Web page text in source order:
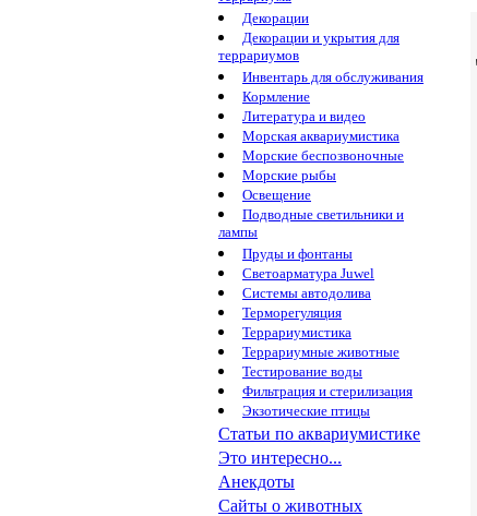
Декорации
Декорации и укрытия для
террариумов
Инвентарь для обслуживания
Кормление
Литература и видео
Морская аквариумистика
Морские беспозвоночные
Морские рыбы
Освещение
Подводные светильники и
лампы
Пруды и фонтаны
Светоарматура Juwel
Системы автодолива
Терморегуляция
Террариумистика
Террариумные животные
Тестирование воды
Фильтрация и стерилизация
Экзотические птицы
Статьи по аквариумистике
Это интересно...
Анекдоты
Сайты о животных